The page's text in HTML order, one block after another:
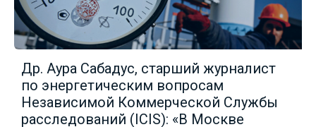
Др. Аура Сабадус, старший журналист
по энергетическим вопросам
Независимой Коммерческой Службы
расследований (ICIS): «В Москве